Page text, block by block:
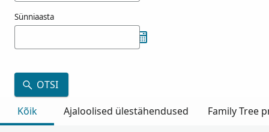
Sünniaasta
OTSI
Kõik
Ajaloolised ülestähendused Family Tree